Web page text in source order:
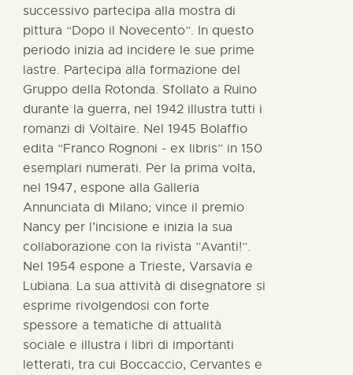
successivo partecipa alla mostra di
pittura “Dopo il Novecento”. In questo
periodo inizia ad incidere le sue prime
lastre. Partecipa alla formazione del
Gruppo della Rotonda. Sfollato a Ruino
durante la guerra, nel 1942 illustra tutti i
romanzi di Voltaire. Nel 1945 Bolaffio
edita “Franco Rognoni - ex libris” in 150
esemplari numerati. Per la prima volta,
nel 1947, espone alla Galleria
Annunciata di Milano; vince il premio
Nancy per l’incisione e inizia la sua
collaborazione con la rivista ”Avanti!”.
Nel 1954 espone a Trieste, Varsavia e
Lubiana. La sua attività di disegnatore si
esprime rivolgendosi con forte
spessore a tematiche di attualità
sociale e illustra i libri di importanti
letterati, tra cui Boccaccio, Cervantes e